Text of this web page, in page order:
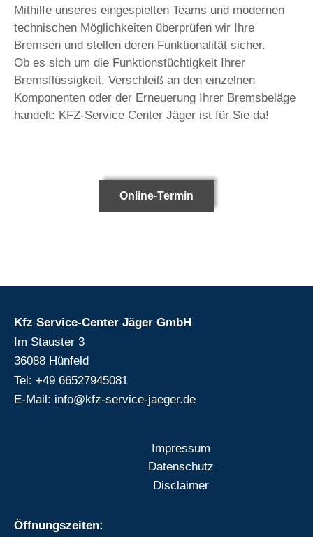
Mithilfe unseres eingespielten Teams und modernen
technischen Möglichkeiten überprüfen wir Ihre
Bremsen und stellen deren Funktionalität sicher.
Ob es sich um die Funktionstüchtigkeit Ihrer
Bremsflüssigkeit, Verschleiß an den einzelnen
Komponenten oder der Erneuerung Ihrer Bremsbeläge
handelt: KFZ-Service Center Jäger ist für Sie da!
Online-Termin
Kfz Service-Center Jäger GmbH
Im Stauster 3
36088 Hünfeld
Tel: +49 66527945081
E-Mail: info@kfz-service-jaeger.de
Impressum
Datenschutz
Disclaimer
Öffnungszeiten: